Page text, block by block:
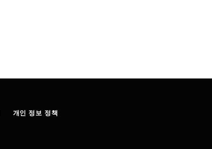
개인 정보 정책